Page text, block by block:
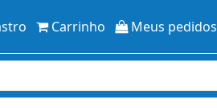
Carrinho Meus pedidos